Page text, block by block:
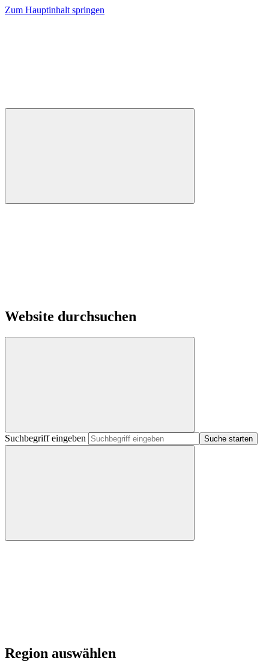
Zum Hauptinhalt springen
Website durchsuchen
Suchbegriff eingeben Suche starten
Region auswählen